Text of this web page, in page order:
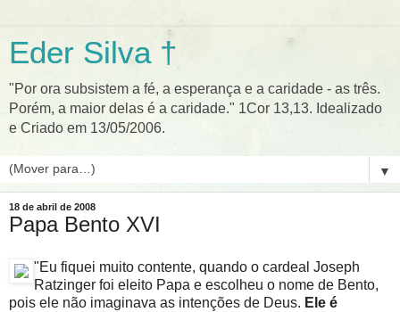
Eder Silva †
"Por ora subsistem a fé, a esperança e a caridade - as três.
Porém, a maior delas é a caridade." 1Cor 13,13. Idealizado
e Criado em 13/05/2006.
▼
18 de abril de 2008
Papa Bento XVI
"Eu fiquei muito contente, quando o cardeal Joseph
Ratzinger foi eleito Papa e escolheu o nome de Bento,
pois ele não imaginava as intenções de Deus. Ele é